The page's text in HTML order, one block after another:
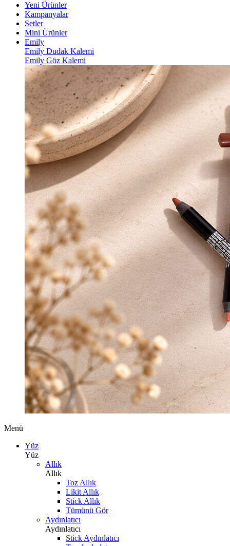
Yeni Ürünler
Kampanyalar
Setler
Mini Ürünler
Emily
Emily Dudak Kalemi
Emily Göz Kalemi
Menü
Yüz
Yüz
Allık
Allık
Toz Allık
Likit Allık
Stick Allık
Tümünü Gör
Aydınlatıcı
Aydınlatıcı
Stick Aydınlatıcı